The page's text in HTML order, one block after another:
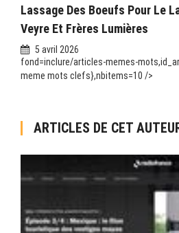
Lassage Des Boeufs Pour Le
Veyre Et Frères Lumières
5 avril 2026
fond=inclure/articles-memes-
meme mots clefs},nbitems=10 />
ARTICLES DE CET